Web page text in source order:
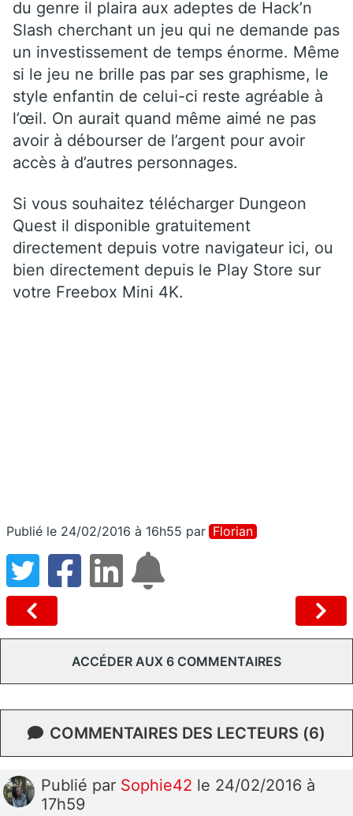
du genre il plaira aux adeptes de Hack’n
Slash cherchant un jeu qui ne demande pas
un investissement de temps énorme. Même
si le jeu ne brille pas par ses graphisme, le
style enfantin de celui-ci reste agréable à
l’œil. On aurait quand même aimé ne pas
avoir à débourser de l’argent pour avoir
accès à d’autres personnages.
Si vous souhaitez télécharger Dungeon
Quest il disponible gratuitement
directement depuis votre navigateur ici, ou
bien directement depuis le Play Store sur
votre Freebox Mini 4K.
Publié le 24/02/2016 à 16h55 par Florian
ACCÉDER AUX 6 COMMENTAIRES
COMMENTAIRES DES LECTEURS (6)
Publié par Sophie42 le 24/02/2016 à
17h59